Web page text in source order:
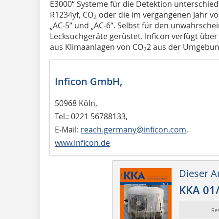
E3000“ Systeme für die Detektion
R1234yf, CO2 oder die im vergangenen Jahr
„AC-5“ und „AC-6“. Selbst für den
Lecksuchgeräte gerüstet. Inficon verfügt
aus Klimaanlagen von CO22 aus der
Inficon GmbH,
50968 Köln,
Tel.: 0221 56788133,
E-Mail: reach.germany@inficon.com,
www.inficon.de
Dieser
KKA